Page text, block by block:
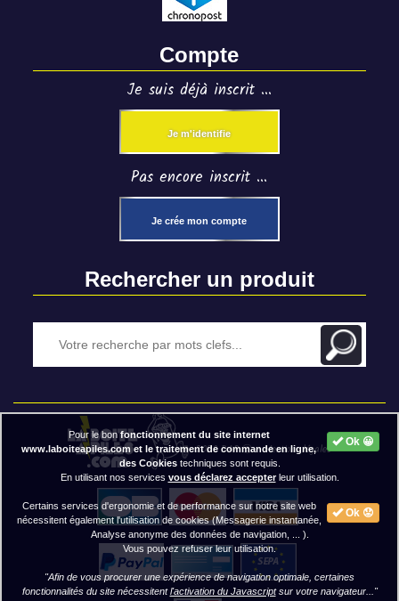
Compte
Je suis déjà inscrit ...
Je m'identifie
Pas encore inscrit ...
Je crée mon compte
Rechercher un produit
2020 BAP ⓒ - Mentions légales
Ok 😀
Pour le bonfonctionnement du site internet
www.laboiteapiles.com et le traitement de commande en ligne,
des Cookiestechniques sont requis.
En utilisant nos services vous déclarez accepterleur utilisation.
Ok 😟
Certains services d'ergonomie et de performance sur notre site web
nécessitent également l'utilisation de cookies (Messagerie instantanée,
Analyse anonyme des données de navigation, ... ).
Vous pouvez refuser leur utilisation.
"Afin de vous procurer une expérience de navigation optimale, certaines
fonctionnalités du site nécessitentl'activation du Javascriptsur votre navigateur..."